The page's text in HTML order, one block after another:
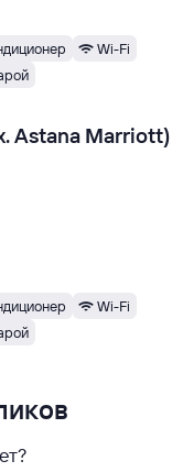
Wi-Fi
Astana Marriott)
Wi-Fi